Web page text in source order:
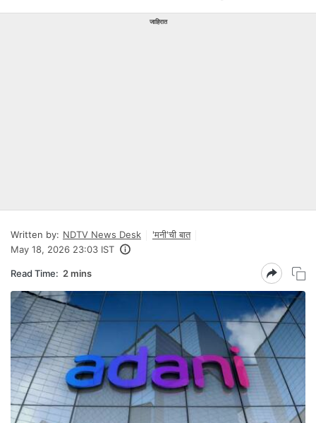
जाहिरात
Written by: NDTV News Desk
'मनी'ची बात
May 18, 2026 23:03 IST
Read Time: 2 mins